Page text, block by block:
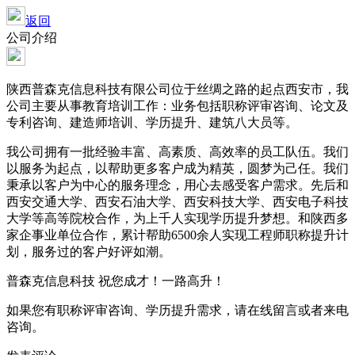
返回
公司介绍
陕西普森克信息科技有限公司位于丝绸之路的起点西安市，我
公司主要从事教育培训工作：业务包括职称评审咨询、论文及
专利咨询、建造师培训、学历提升、建筑八大员等。
我公司拥有一批经验丰富、高素质、高效率的员工队伍。我们
以服务为起点，以帮助更多客户成为精英，圆梦为己任。我们
秉承以客户为中心的服务理念，用心去感受客户需求。先后和
西安交通大学、西安石油大学、西安科技大学、西安电子科技
大学等高等院校合作，为上千人实现学历提升梦想。和陕西多
家企事业单位合作，累计帮助6500余人实现工程师职称提升计
划，服务过的客户好评如潮。
普森克信息科技 祝您成才！一路高升！
如果您有职称评审咨询、学历提升需求，请在线留言或者来电
咨询。